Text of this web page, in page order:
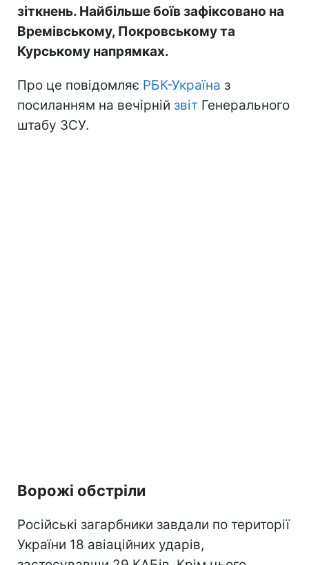
зіткнень. Найбільше боїв зафіксовано на
Времівському, Покровському та
Курському напрямках.
Про це повідомляє РБК-Україна з
посиланням на вечірній звіт Генерального
штабу ЗСУ.
Ворожі обстріли
Російські загарбники завдали по території
України 18 авіаційних ударів,